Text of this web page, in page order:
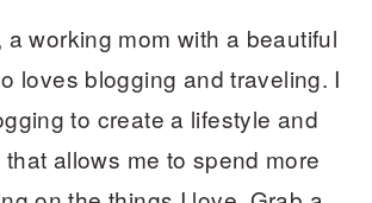
a working mom with a beautiful
loves blogging and traveling. I
to create a lifestyle and
allows me to spend more